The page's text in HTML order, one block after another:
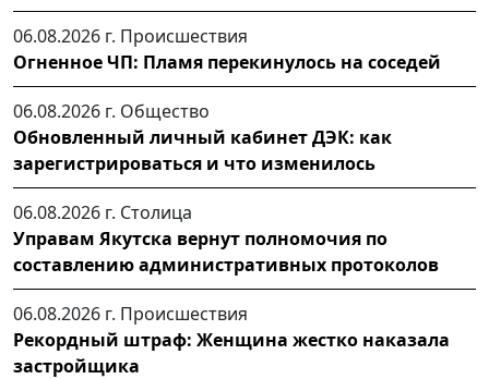
06.08.2026 г. Происшествия
Огненное ЧП: Пламя перекинулось на соседей
06.08.2026 г. Общество
Обновленный личный кабинет ДЭК: как
зарегистрироваться и что изменилось
06.08.2026 г. Столица
Управам Якутска вернут полномочия по
составлению административных протоколов
06.08.2026 г. Происшествия
Рекордный штраф: Женщина жестко наказала
застройщика